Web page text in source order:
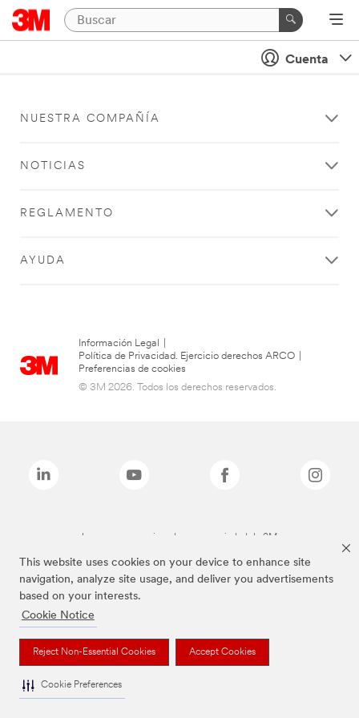
This website uses cookies on your device to enhance site
navigation, analyze site usage, and deliver you advertisements
based on your interests.
Cookie Notice
Reject Non-Essential Cookies Accept Cookies
Cookie Preferences
Cuenta
NUESTRA COMPAÑÍA
NOTICIAS
REGLAMENTO
AYUDA
Información Legal
Política de Privacidad. Ejercicio derechos ARCO
Preferencias de cookies
© 3M 2026. Todos los derechos reservados.
Las marcas mencionadas son propiedad de 3M